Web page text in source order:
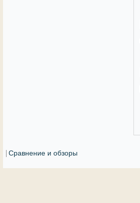
Сравнение и обзоры